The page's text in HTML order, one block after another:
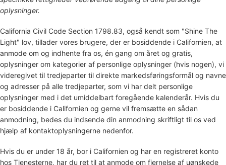
oplysninger.
California Civil Code Section 1798.83, også kendt som "Shine The
Light" lov, tillader vores brugere, der er bosiddende i Californien, at
anmode om og indhente fra os, én gang om året og gratis,
oplysninger om kategorier af personlige oplysninger (hvis nogen), vi
videregivet til tredjeparter til direkte markedsføringsformål og navne
og adresser på alle tredjeparter, som vi har delt personlige
oplysninger med i det umiddelbart foregående kalenderår. Hvis du
er bosiddende i Californien og gerne vil fremsætte en sådan
anmodning, bedes du indsende din anmodning skriftligt til os ved
hjælp af kontaktoplysningerne nedenfor.
Hvis du er under 18 år, bor i Californien og har en registreret konto
hos Tjenesterne, har du ret til at anmode om fjernelse af uønskede